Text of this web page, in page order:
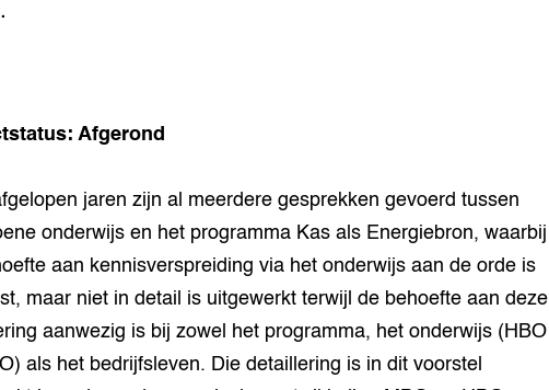
Afgerond
jaren zijn al meerdere gesprekken gevoerd tussen
onderwijs en het programma Kas als Energiebron, waarbij
aan kennisverspreiding via het onderwijs aan de orde is
maar niet in detail is uitgewerkt terwijl de behoefte aan deze
aanwezig is bij zowel het programma, het onderwijs (HBO
als het bedrijfsleven. Die detaillering is in dit voorstel